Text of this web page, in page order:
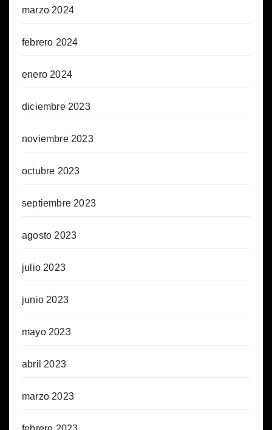
marzo 2024
febrero 2024
enero 2024
diciembre 2023
noviembre 2023
octubre 2023
septiembre 2023
agosto 2023
julio 2023
junio 2023
mayo 2023
abril 2023
marzo 2023